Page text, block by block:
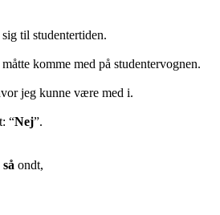
sig til studentertiden.
måtte komme med på studentervognen.
jeg kunne være med i.
“Nej”.
så ondt,